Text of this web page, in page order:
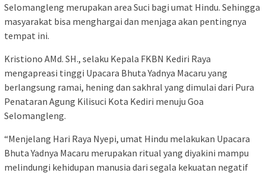
Selomangleng merupakan area Suci bagi umat Hindu. Sehingga
masyarakat bisa menghargai dan menjaga akan pentingnya
tempat ini.
Kristiono AMd. SH., selaku Kepala FKBN Kediri Raya
mengapreasi tinggi Upacara Bhuta Yadnya Macaru yang
berlangsung ramai, hening dan sakhral yang dimulai dari Pura
Penataran Agung Kilisuci Kota Kediri menuju Goa
Selomangleng.
“Menjelang Hari Raya Nyepi, umat Hindu melakukan Upacara
Bhuta Yadnya Macaru merupakan ritual yang diyakini mampu
melindungi kehidupan manusia dari segala kekuatan negatif